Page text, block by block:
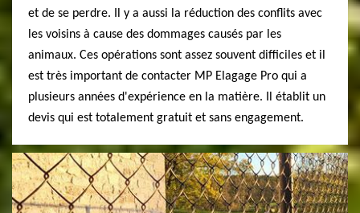
et de se perdre. Il y a aussi la réduction des conflits avec
les voisins à cause des dommages causés par les
animaux. Ces opérations sont assez souvent difficiles et il
est très important de contacter MP Elagage Pro qui a
plusieurs années d'expérience en la matière. Il établit un
devis qui est totalement gratuit et sans engagement.